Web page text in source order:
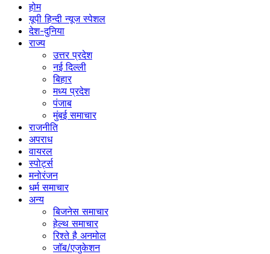
होम
यूपी हिन्दी न्यूज स्पेशल
देश-दुनिया
राज्य
उत्तर प्रदेश
नई दिल्ली
बिहार
मध्य प्रदेश
पंजाब
मुंबई समाचार
राजनीति
अपराध
वायरल
स्पोर्ट्स
मनोरंजन
धर्म समाचार
अन्य
बिजनेस समाचार
हेल्थ समाचार
रिश्ते है अनमोल
जॉब/एजुकेशन